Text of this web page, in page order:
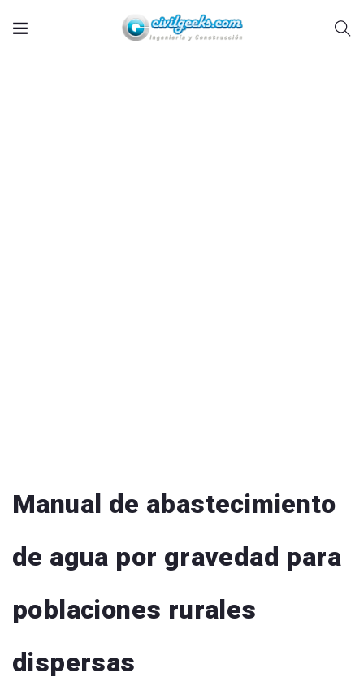
Manual de abastecimiento
de agua por gravedad para
poblaciones rurales
dispersas